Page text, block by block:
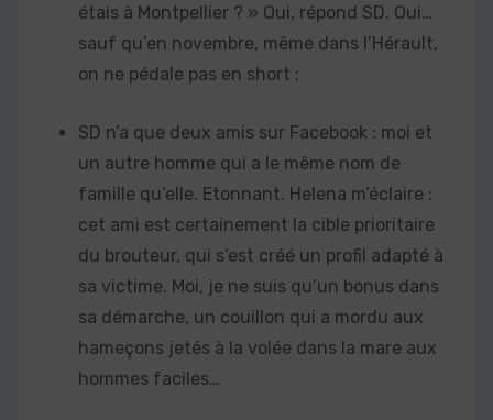
étais à Montpellier ? » Oui, répond SD. Oui…
sauf qu’en novembre, même dans l’Hérault,
on ne pédale pas en short ;
SD n’a que deux amis sur Facebook : moi et
un autre homme qui a le même nom de
famille qu’elle. Etonnant. Helena m’éclaire :
cet ami est certainement la cible prioritaire
du brouteur, qui s’est créé un profil adapté à
sa victime. Moi, je ne suis qu’un bonus dans
sa démarche, un couillon qui a mordu aux
hameçons jetés à la volée dans la mare aux
hommes faciles…